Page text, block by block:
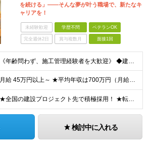
を続ける」――そんな夢が叶う職場で、新たなキ
ャリアを！
未経験歓迎 学歴不問 ベテランOK
完全週休2日 賞与複数月 面接1回
《年齢問わず、施工管理経験者を大歓迎》 ◆建設業界で技術系の実務経験があればOK ★経験に応じて、月給50万円以上、平均年収700万円以上も可能です 《応募条件》 ◆建設業界で技術系職種（施工管理や
月給 45万円以上～ ★平均年収は700万円（月給50万円） ◎残業手当は、全額別途支給します。 ◎年齢・経験・能力などを考慮の上、決定します。 ◎試用期間3ヶ月あり。その間の待遇に変動はありません
★全国の建設プロジェクト先で積極採用！ ★転居を伴う転勤なし ★配属先は希望を最大限考慮します ★I・Uターン支援・寮あり ★案件によりマイカー通勤OK ＝拠点一覧＝ ◆本社／東京都港区東新橋2丁目
検討中に入れる